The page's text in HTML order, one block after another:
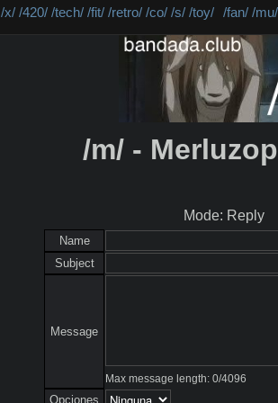
/x/ /420/ /tech/ /fit/ /retro/ /co/ /s/ /toy/ /fan/ /mu/
/m/ -
Mode: Reply
Name
Subject
Message
Max message length: 0/4096
Opciones